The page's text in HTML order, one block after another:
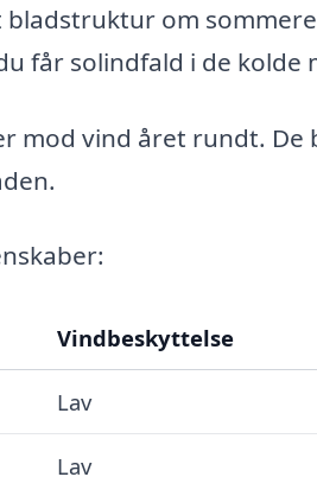
om
får solindfald i de kolde
mod vind året rundt. De
Vindbeskyttelse
Lav
Lav